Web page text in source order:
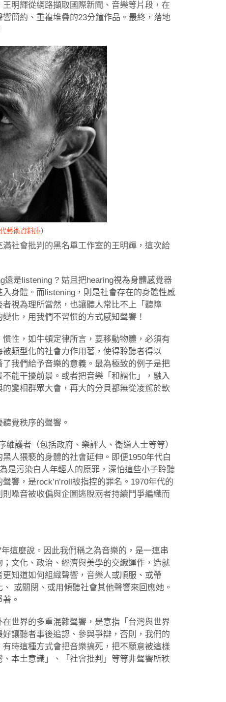
明輝從網路擷取國際新聞、音樂等片段，在
簡約、重複堆疊的23分鐘作品。最終，落地
藝術資料庫）
社會批判的黑名單工作室的王明輝，這次給
是listening ? 姑且把hearing視為身體感覺器
身體。而listening，則是社會存在的身體性感
視為理所當然，也讓聽人常比不上「聽障
化，用我們不習慣的方式感知聲響！
性，如牛頓定律所言，要移動物體，必須有
類型化的社會力作用著，使得聆聽者得以
我們給予音樂的意義。最為極致的例子是把
能干擾前景。或者把音樂「和諧化」，融入
變相群眾大會，再大的分貝都無從凌駕於軟
覺秩序的聲響。
護者（包括政府、樂評人、衛道人士等等）
人猥褻的身體的社會延伸。即便1950年代白
是污染白人年輕人的原罪，深怕這些小子聆聽
響，是rock’n’roll被指控的罪名。1970年代的
噪音被收偏與企圖逃脫兩者持續鬥爭編織而
這麼說。因此我們稱之為音樂的，是一連串
文化、政治、經濟與美學的交織運作，造就
知道如何組織聲響，音樂人或順服、或帶
或關閉、或用傾聽社會其他聲響來回應她。
。
世界的多重混雜聲響，是意指「台灣與世界
讓聽者事後追認、參與爭辯，否則，我們的
時這種方式會把音樂搞死，把不願意被這樣
本土意識」、「社會批判」等等非聲響所秩